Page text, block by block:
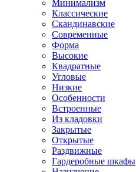
Минимализм
Классические
Скандинавские
Современные
Форма
Высокие
Квадратные
Угловые
Низкие
Особенности
Встроенные
Из кладовки
Закрытые
Открытые
Раздвижные
Гардеробные шкафы